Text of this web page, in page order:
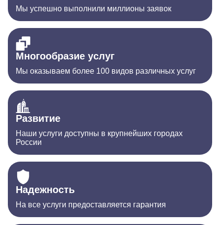
Мы успешно выполнили миллионы заявок
Многообразие услуг
Мы оказываем более 100 видов различных услуг
Развитие
Наши услуги доступны в крупнейших городах
России
Надежность
На все услуги предоставляется гарантия